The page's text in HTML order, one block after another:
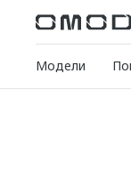
Модели